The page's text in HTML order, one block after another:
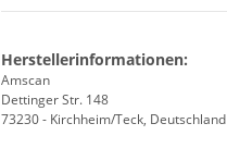
Herstellerinformationen:
Amscan
Dettinger Str. 148
73230 - Kirchheim/Teck, Deutschland